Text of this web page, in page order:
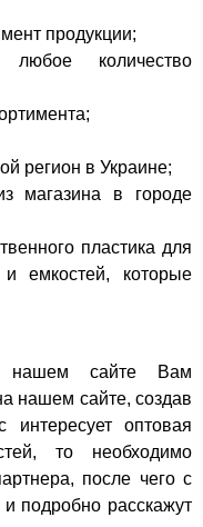
продукции;
любое количество
регион в Украине;
магазина в городе
пластика для
и емкостей, которые
нашем сайте Вам
нашем сайте, создав
оптовая
то необходимо
после чего с
подробно расскажут